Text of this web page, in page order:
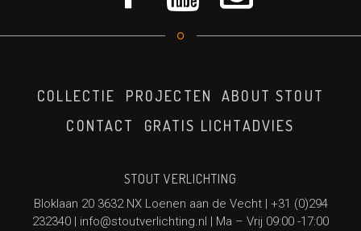
COLLECTIE PROJECTEN
ABOUT STOUT
CONTACT
GRATIS LICHTADVIES
STOUT VERLICHTING
Bloklaan 20 3632 NX Loenen aan de Vecht | +31 (0)294
232340 | info@stoutverlichting.nl | Ma – Vrij 09:00 -17:00